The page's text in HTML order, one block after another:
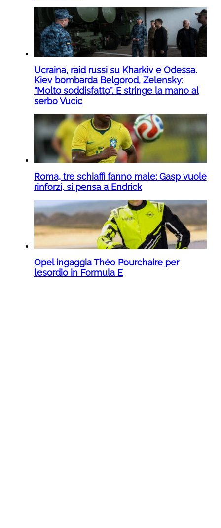
Ucraina, raid russi su Kharkiv e Odessa.
Kiev bombarda Belgorod, Zelensky:
“Molto soddisfatto”. E stringe la mano al
serbo Vucic
Roma, tre schiaffi fanno male: Gasp vuole
rinforzi, si pensa a Endrick
Opel ingaggia Théo Pourchaire per
l’esordio in Formula E